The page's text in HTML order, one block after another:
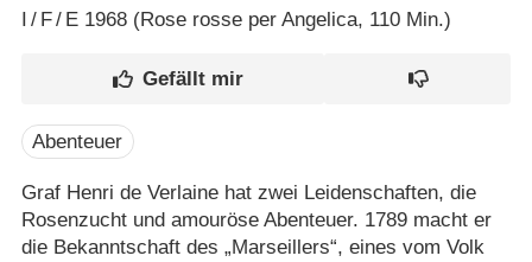
/ F/ E1968 (Rose rosse per Angelica‎, 110 Min.)
Abenteuer
Graf Henri de Verlaine hat zwei Leidenschaften, die
Rosenzucht und amouröse Abenteuer. 1789 macht er
die Bekanntschaft des „Marseillers“, eines vom Volk